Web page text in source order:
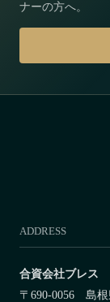
ナーの方へ。
ADDRESS
合資会社ブレス
〒690-0056 島根